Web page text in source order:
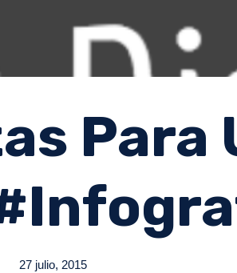
Para
27 julio, 2015